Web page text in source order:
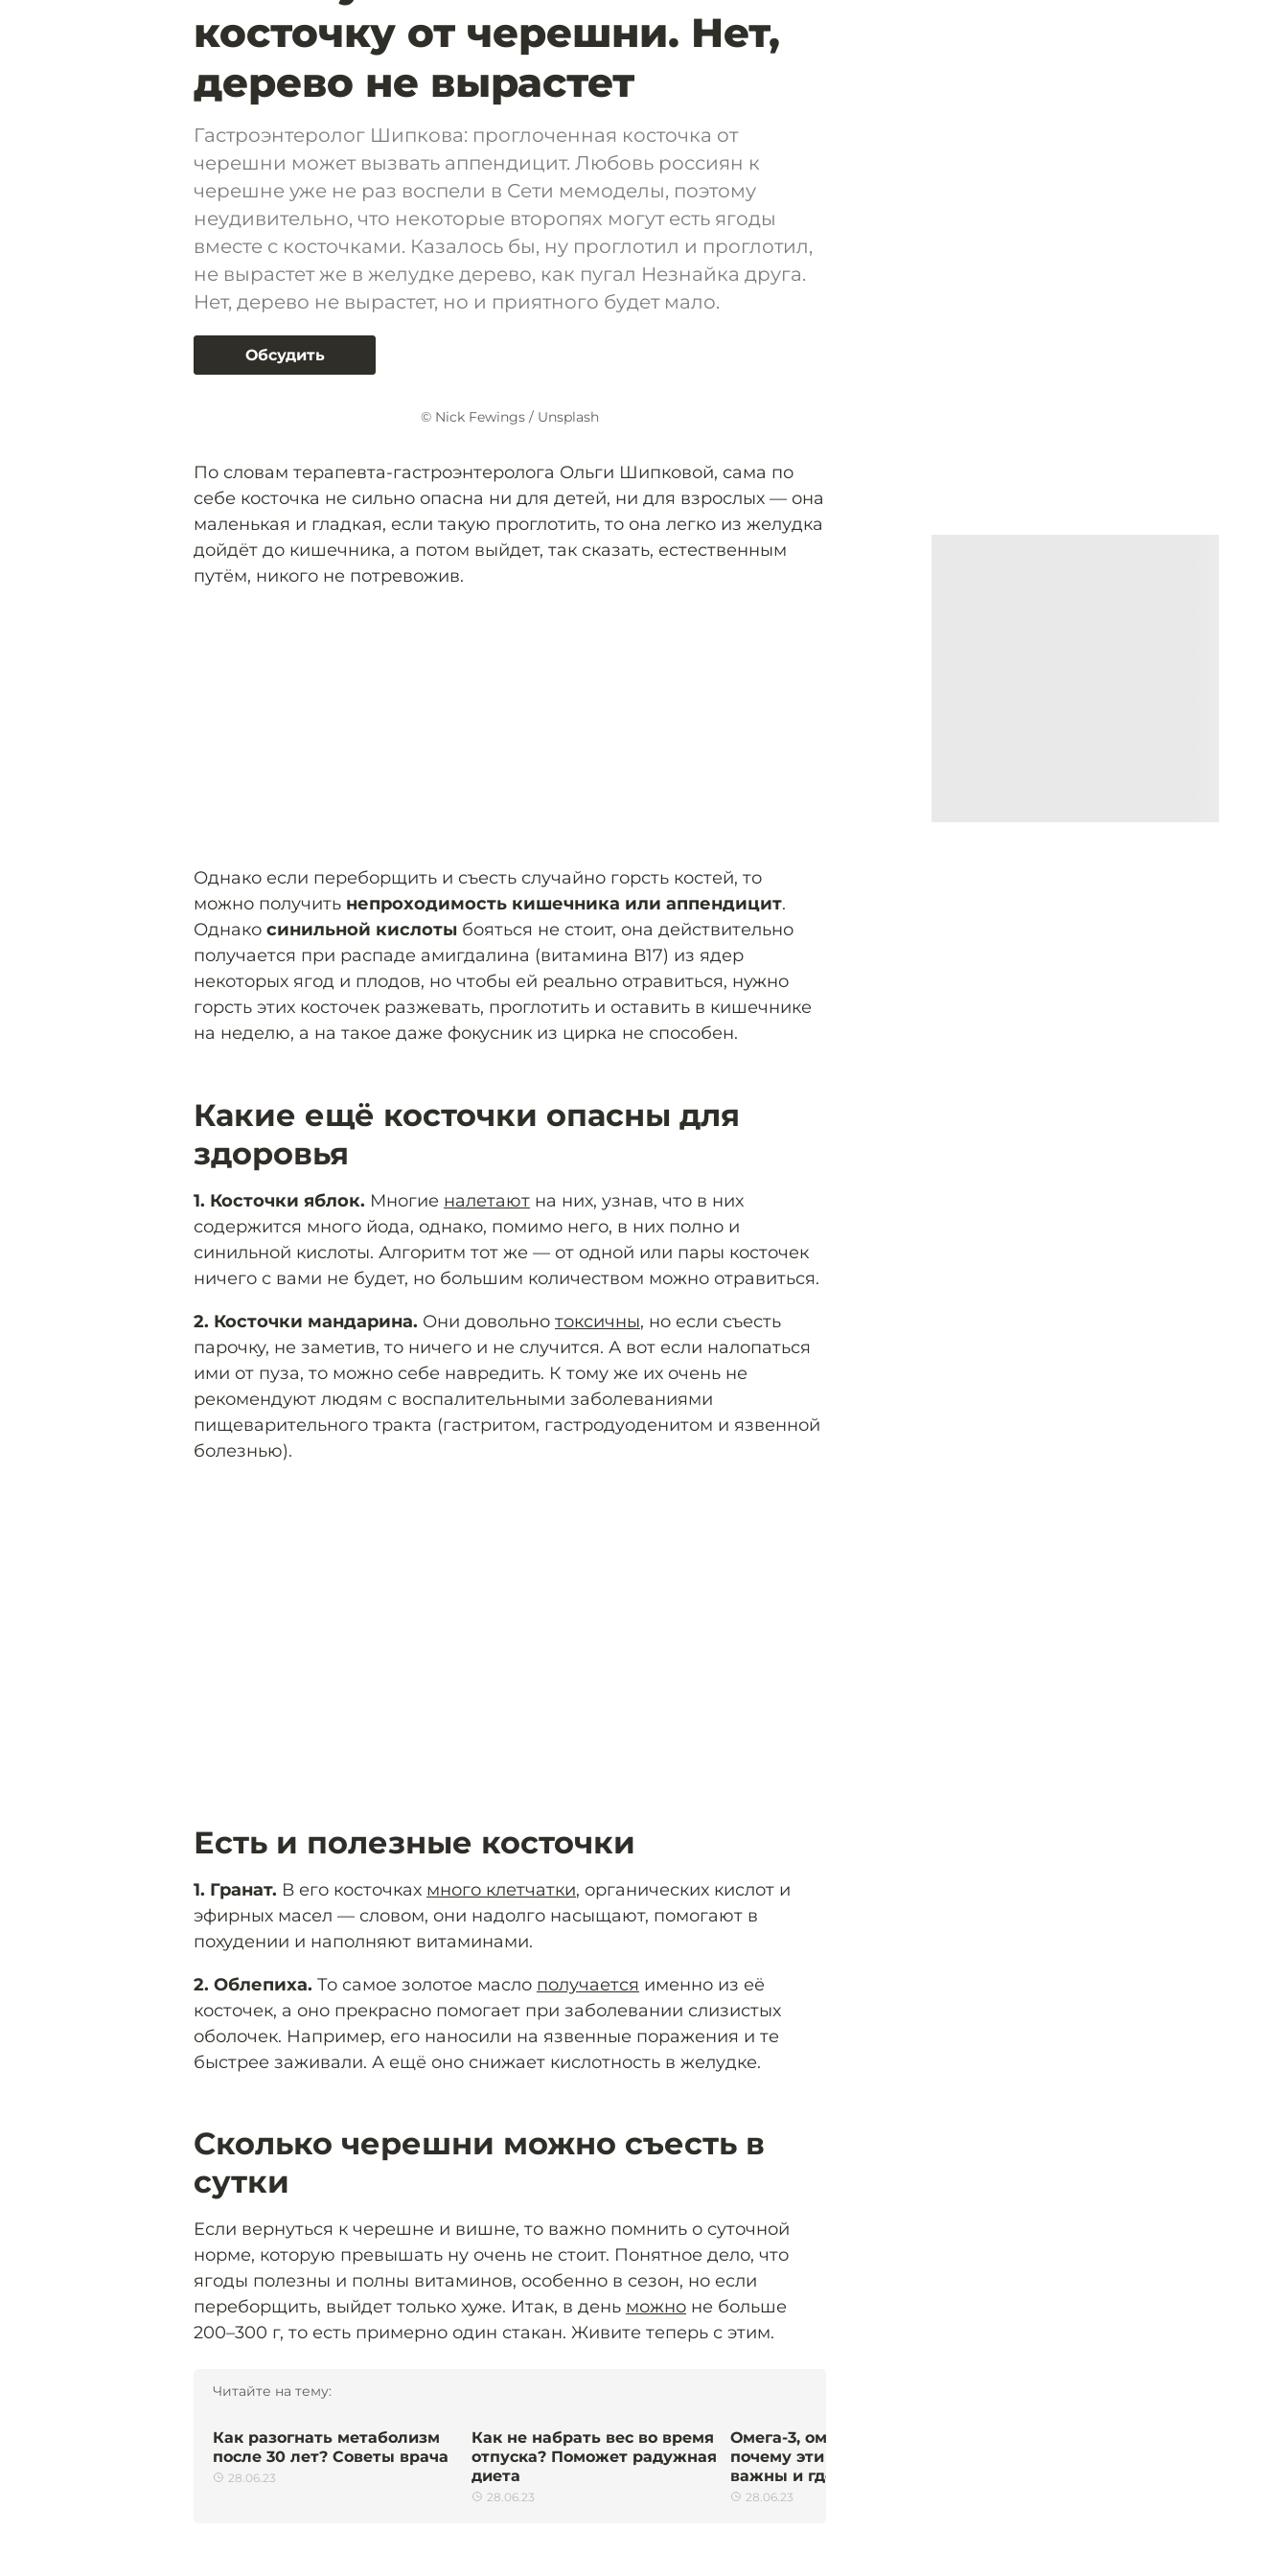
косточку от черешни. Нет,
дерево не вырастет
Гастроэнтеролог Шипкова: проглоченная косточка от
черешни может вызвать аппендицит. Любовь россиян к
черешне уже не раз воспели в Сети мемоделы, поэтому
неудивительно, что некоторые второпях могут есть ягоды
вместе с косточками. Казалось бы, ну проглотил и проглотил,
не вырастет же в желудке дерево, как пугал Незнайка друга.
Нет, дерево не вырастет, но и приятного будет мало.
Обсудить
© Nick Fewings / Unsplash
По словам терапевта-гастроэнтеролога Ольги Шипковой, сама по
себе косточка не сильно опасна ни для детей, ни для взрослых — она
маленькая и гладкая, если такую проглотить, то она легко из желудка
дойдёт до кишечника, а потом выйдет, так сказать, естественным
путём, никого не потревожив.
Однако если переборщить и съесть случайно горсть костей, то
можно получить непроходимость кишечника или аппендицит.
Однако синильной кислоты бояться не стоит, она действительно
получается при распаде амигдалина (витамина В17) из ядер
некоторых ягод и плодов, но чтобы ей реально отравиться, нужно
горсть этих косточек разжевать, проглотить и оставить в кишечнике
на неделю, а на такое даже фокусник из цирка не способен.
Какие ещё косточки опасны для
здоровья
1. Косточки яблок. Многие налетают на них, узнав, что в них
содержится много йода, однако, помимо него, в них полно и
синильной кислоты. Алгоритм тот же — от одной или пары косточек
ничего с вами не будет, но большим количеством можно отравиться.
2. Косточки мандарина. Они довольно токсичны, но если съесть
парочку, не заметив, то ничего и не случится. А вот если налопаться
ими от пуза, то можно себе навредить. К тому же их очень не
рекомендуют людям с воспалительными заболеваниями
пищеварительного тракта (гастритом, гастродуоденитом и язвенной
болезнью).
Есть и полезные косточки
1. Гранат. В его косточках много клетчатки, органических кислот и
эфирных масел — словом, они надолго насыщают, помогают в
похудении и наполняют витаминами.
2. Облепиха. То самое золотое масло получается именно из её
косточек, а оно прекрасно помогает при заболевании слизистых
оболочек. Например, его наносили на язвенные поражения и те
быстрее заживали. А ещё оно снижает кислотность в желудке.
Сколько черешни можно съесть в
сутки
Если вернуться к черешне и вишне, то важно помнить о суточной
норме, которую превышать ну очень не стоит. Понятное дело, что
ягоды полезны и полны витаминов, особенно в сезон, но если
переборщить, выйдет только хуже. Итак, в день можно не больше
200–300 г, то есть примерно один стакан. Живите теперь с этим.
Читайте на тему:
Как разогнать метаболизм
после 30 лет? Советы врача
28.06.23
Как не набрать вес во время
отпуска? Поможет радужная
диета
28.06.23
Омега-3, омега-6 и омега-9:
почему эти жирные кислоты
важны и где они содержатся
28.06.23